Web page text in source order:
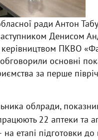
ради Антон
Денисом
керівництвом ПКВО
обговорили основні
за перше
облради,
22 аптеки та
етапі підготовки до